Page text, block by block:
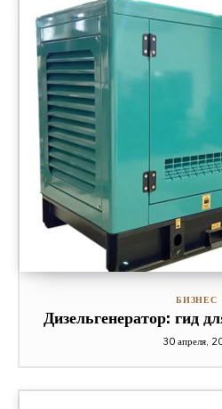
БИЗНЕС
Дизельгенератор: гид
30 апреля,